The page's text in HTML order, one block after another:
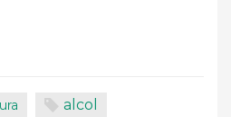
alcol